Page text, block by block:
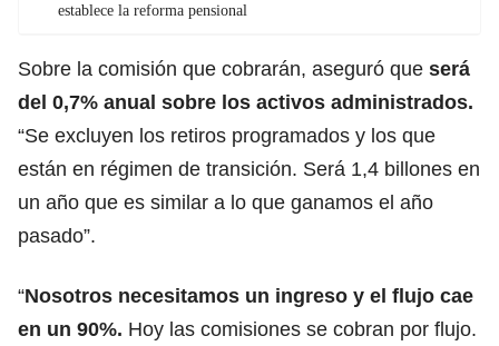
establece la reforma pensional
Sobre la comisión que cobrarán, aseguró que será
del 0,7% anual sobre los activos administrados.
“Se excluyen los retiros programados y los que
están en régimen de transición. Será 1,4 billones en
un año que es similar a lo que ganamos el año
pasado”.
“Nosotros necesitamos un ingreso y el flujo cae
en un 90%. Hoy las comisiones se cobran por flujo.